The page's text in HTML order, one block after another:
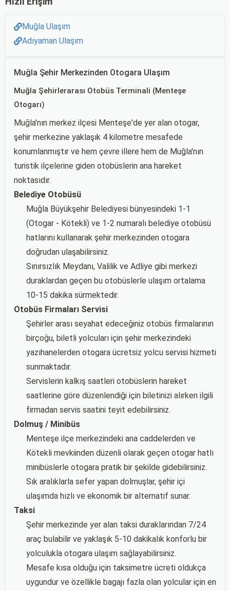
Muğla Ulaşım
Adıyaman Ulaşım
Muğla Şehir Merkezinden Otogara Ulaşım
Muğla Şehirlerarası Otobüs Terminali (Menteşe
Otogarı)
Muğla'nın merkez ilçesi Menteşe'de yer alan otogar,
şehir merkezine yaklaşık 4 kilometre mesafede
konumlanmıştır ve hem çevre illere hem de Muğla'nın
turistik ilçelerine giden otobüslerin ana hareket
noktasıdır.
Belediye Otobüsü
Muğla Büyükşehir Belediyesi bünyesindeki 1-1
(Otogar - Kötekli) ve 1-2 numaralı belediye otobüsü
hatlarını kullanarak şehir merkezinden otogara
doğrudan ulaşabilirsiniz.
Sınırsızlık Meydanı, Valilik ve Adliye gibi merkezi
duraklardan geçen bu otobüslerle ulaşım ortalama
10-15 dakika sürmektedir.
Otobüs Firmaları Servisi
Şehirler arası seyahat edeceğiniz otobüs firmalarının
birçoğu, biletli yolcuları için şehir merkezindeki
yazıhanelerden otogara ücretsiz yolcu servisi hizmeti
sunmaktadır.
Servislerin kalkış saatleri otobüslerin hareket
saatlerine göre düzenlendiği için biletinizi alırken ilgili
firmadan servis saatini teyit edebilirsiniz.
Dolmuş / Minibüs
Menteşe ilçe merkezindeki ana caddelerden ve
Kötekli mevkiinden düzenli olarak geçen otogar hatlı
minibüslerle otogara pratik bir şekilde gidebilirsiniz.
Sık aralıklarla sefer yapan dolmuşlar, şehir içi
ulaşımda hızlı ve ekonomik bir alternatif sunar.
Taksi
Şehir merkezinde yer alan taksi duraklarından 7/24
araç bulabilir ve yaklaşık 5-10 dakikalık konforlu bir
yolculukla otogara ulaşım sağlayabilirsiniz.
Mesafe kısa olduğu için taksimetre ücreti oldukça
uygundur ve özellikle bagajı fazla olan yolcular için en